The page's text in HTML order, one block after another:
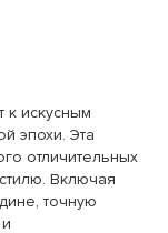
к искусным
эпохи. Эта
отличительных
Включая
точную